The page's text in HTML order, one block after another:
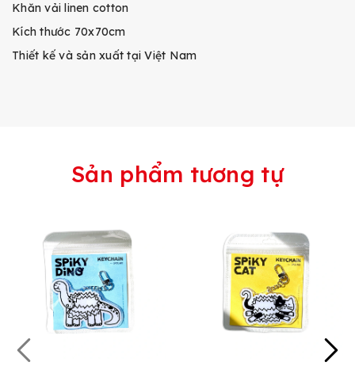
Khăn vải linen cotton
Kích thước 70x70cm
Thiết kế và sản xuất tại Việt Nam
Sản phẩm tương tự